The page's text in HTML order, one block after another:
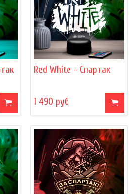
Red White - Спартак
1 490 руб